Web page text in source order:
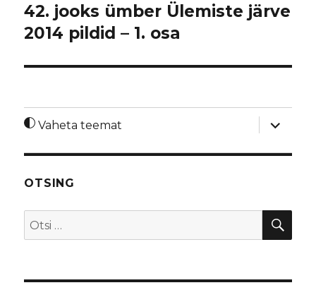
42. jooks ümber Ülemiste järve
2014 pildid – 1. osa
Vaheta teemat
laienda
OTSING
Otsi: